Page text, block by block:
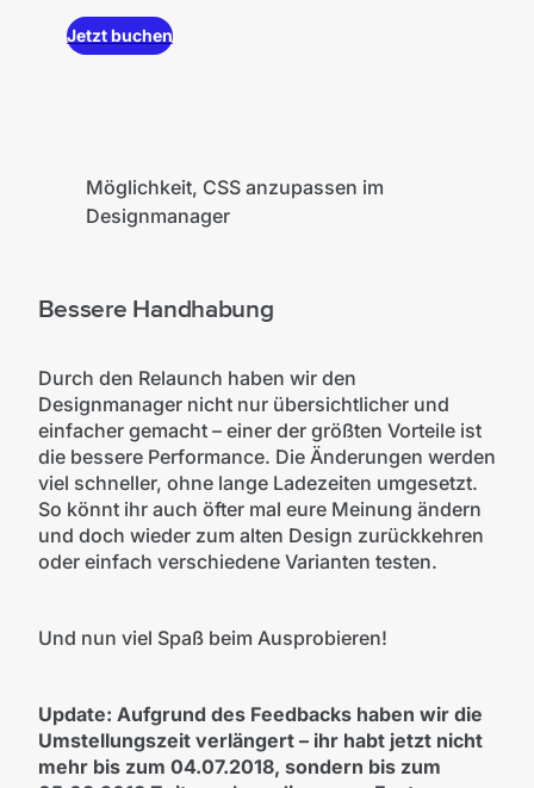
Jetzt buchen
Möglichkeit, CSS anzupassen im
Designmanager
Bessere Handhabung
Durch den Relaunch haben wir den
Designmanager nicht nur übersichtlicher und
einfacher gemacht – einer der größten Vorteile ist
die bessere Performance. Die Änderungen werden
viel schneller, ohne lange Ladezeiten umgesetzt.
So könnt ihr auch öfter mal eure Meinung ändern
und doch wieder zum alten Design zurückkehren
oder einfach verschiedene Varianten testen.
Und nun viel Spaß beim Ausprobieren!
Update: Aufgrund des Feedbacks haben wir die
Umstellungszeit verlängert – ihr habt jetzt nicht
mehr bis zum 04.07.2018, sondern bis zum